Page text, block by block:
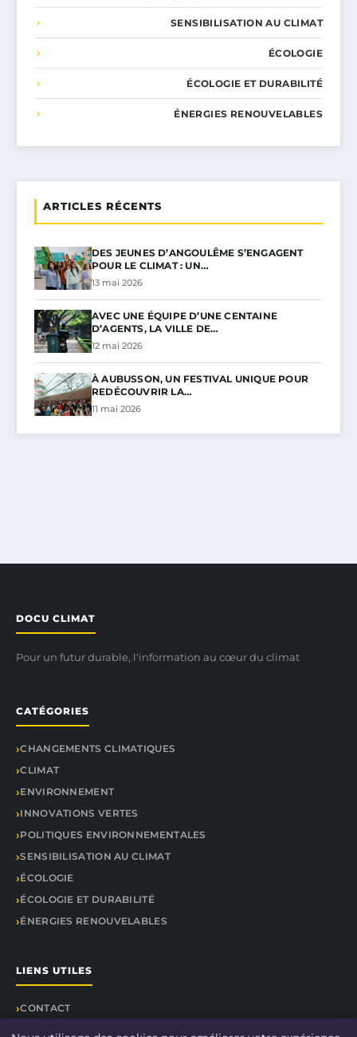
SENSIBILISATION AU CLIMAT
ÉCOLOGIE
ÉCOLOGIE ET DURABILITÉ
ÉNERGIES RENOUVELABLES
ARTICLES RÉCENTS
DES JEUNES D’ANGOULÊME S’ENGAGENT
POUR LE CLIMAT : UN…
13 mai 2026
AVEC UNE ÉQUIPE D’UNE CENTAINE
D’AGENTS, LA VILLE DE…
12 mai 2026
À AUBUSSON, UN FESTIVAL UNIQUE POUR
REDÉCOUVRIR LA…
11 mai 2026
DOCU CLIMAT
Pour un futur durable, l'information au cœur du climat
CATÉGORIES
CHANGEMENTS CLIMATIQUES
CLIMAT
ENVIRONNEMENT
INNOVATIONS VERTES
POLITIQUES ENVIRONNEMENTALES
SENSIBILISATION AU CLIMAT
ÉCOLOGIE
ÉCOLOGIE ET DURABILITÉ
ÉNERGIES RENOUVELABLES
LIENS UTILES
CONTACT